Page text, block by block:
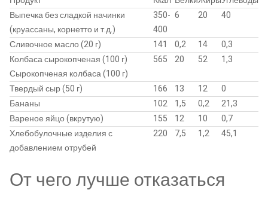
Выпечка без сладкой начинки
(круассаны, корнетто и т.д.)
350-
400
6 20 40
Сливочное масло (20 г) 141 0,2 14
0,3
Колбаса сырокопченая (100 г)
Сырокопченая колбаса (100 г)
565 20 52 1,3
Твердый сыр (50 г) 166 13 12
0
Бананы
102 1,5 0,2
21,3
Вареное яйцо (вкрутую)
155 12 10
0,7
Хлебобулочные изделия с
добавлением отрубей
220 7,5 1,2 45,1
От чего лучше отказаться